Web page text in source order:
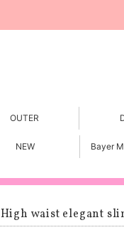
OUTER
NEW Bayer
High waist elegant